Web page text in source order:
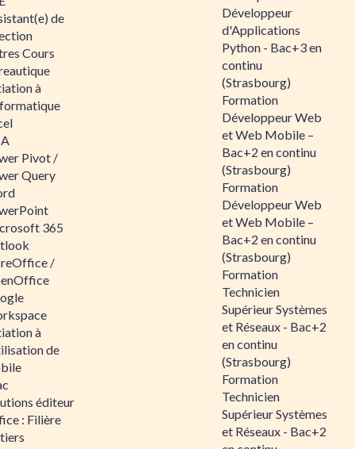
de
Cours
à
Pivot /
Query
365
/
à
de
éditeur
: Filière
Développeur
d'Applications
Python - Bac+3 en
continu
(Strasbourg)
Formation
Développeur Web
et Web Mobile –
Bac+2 en continu
(Strasbourg)
Formation
Développeur Web
et Web Mobile –
Bac+2 en continu
(Strasbourg)
Formation
Technicien
Supérieur Systèmes
et Réseaux - Bac+2
en continu
(Strasbourg)
Formation
Technicien
Supérieur Systèmes
et Réseaux - Bac+2